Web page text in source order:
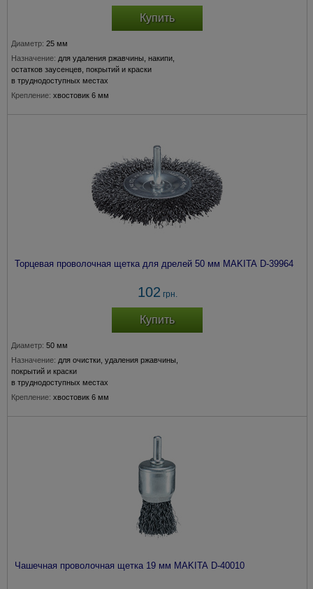
Купить
Диаметр: 25 мм
Назначение: для удаления ржавчины, накипи,
остатков заусенцев, покрытий и краски
в труднодоступных местах
Крепление: хвостовик 6 мм
Торцевая проволочная щетка для дрелей 50 мм MAKITA D-39964
102 грн.
Купить
Диаметр: 50 мм
Назначение: для очистки, удаления ржавчины,
покрытий и краски
в труднодоступных местах
Крепление: хвостовик 6 мм
Чашечная проволочная щетка 19 мм MAKITA D-40010